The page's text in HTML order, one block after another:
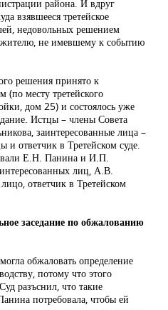
района. И вдруг
взявшееся третейское
недовольных решением
не имевшему к событию
решения принято к
месту третейского
дом 25) и состоялось уже
Истцы – члены Совета
заинтересованные лица –
и ответчик в Третейском суде.
Е.Н. Панина и И.П.
лиц, А.В.
ответчик в Третейском
заседание по обжалованию
обжаловать определение
потому что этого
разъснил, что такие
потребовала, чтобы ей